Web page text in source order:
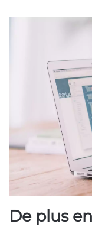
De plus